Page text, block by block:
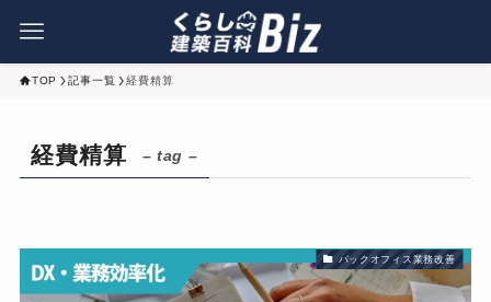
TOP 記事一覧 経費精算
経費精算 – tag –
バックオフィス業務改善